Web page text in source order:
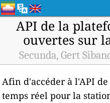
API de la
ouvertes sur
Secunda, Gert
Afin d'accéder à l'API
temps réel pour la